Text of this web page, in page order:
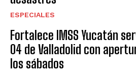
ESPECIALES
Fortalece IMSS Yucatán
04 de Valladolid con
los sábados